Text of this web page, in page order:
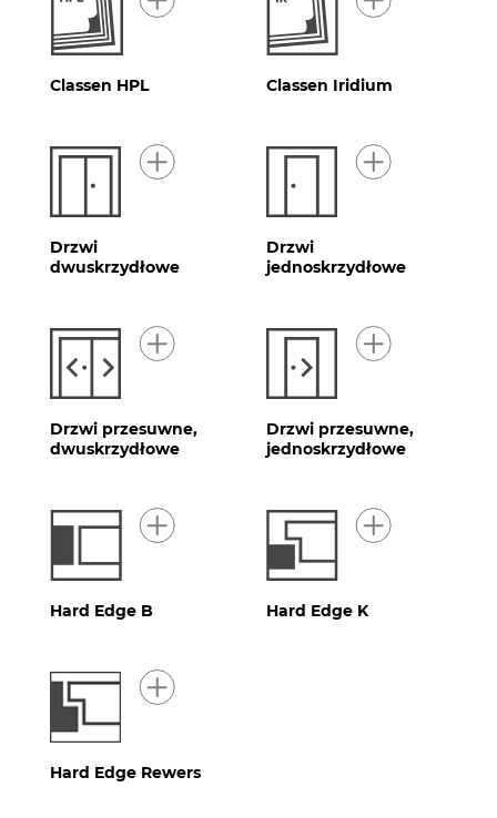
Classen HPL Classen Iridium
Drzwi
dwuskrzydłowe
Drzwi
jednoskrzydłowe
Drzwi przesuwne,
dwuskrzydłowe
Drzwi przesuwne,
jednoskrzydłowe
Hard Edge B Hard Edge K
Hard Edge Rewers